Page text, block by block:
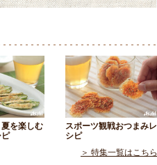
を楽しむ
ピ
スポーツ観戦おつまみレ
シピ
＞ 特集一覧はこちら